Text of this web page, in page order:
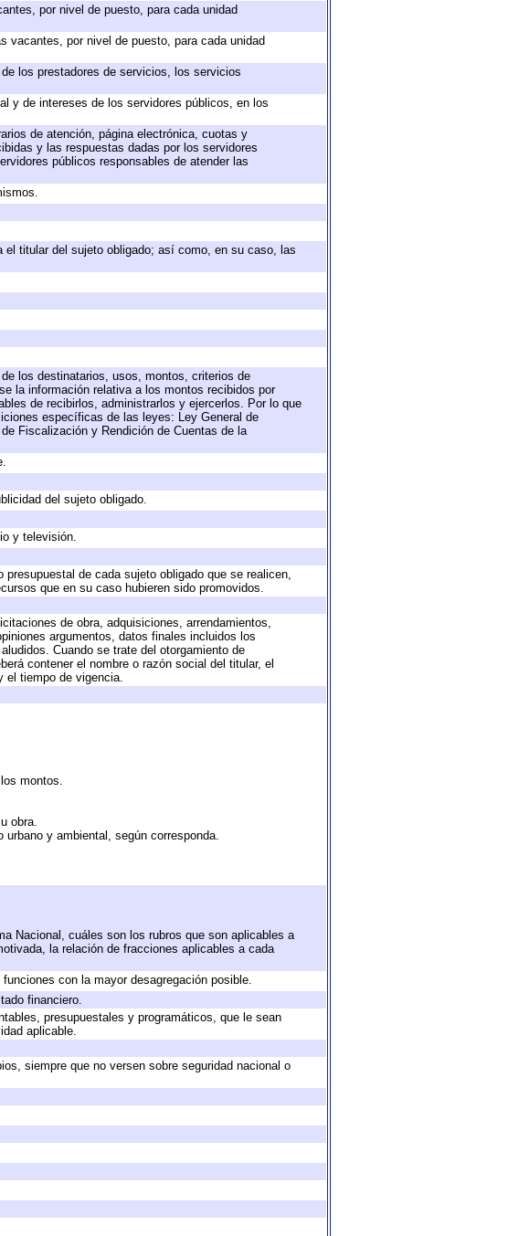
por nivel de puesto, para cada unidad
vacantes, por nivel de puesto, para cada unidad
los prestadores de servicios, los servicios
y de intereses de los servidores públicos, en los
de atención, página electrónica, cuotas y
y las respuestas dadas por los servidores
públicos responsables de atender las
titular del sujeto obligado; así como, en su caso, las
los destinatarios, usos, montos, criterios de
la información relativa a los montos recibidos por
de recibirlos, administrarlos y ejercerlos. Por lo que
específicas de las leyes: Ley General de
Fiscalización y Rendición de Cuentas de la
del sujeto obligado.
y televisión.
de cada sujeto obligado que se realicen,
que en su caso hubieren sido promovidos.
de obra, adquisiciones, arrendamientos,
argumentos, datos finales incluidos los
Cuando se trate del otorgamiento de
contener el nombre o razón social del titular, el
el tiempo de vigencia.
montos.
obra.
y ambiental, según corresponda.
Nacional, cuáles son los rubros que son aplicables a
la relación de fracciones aplicables a cada
con la mayor desagregación posible.
financiero.
presupuestales y programáticos, que le sean
aplicable.
siempre que no versen sobre seguridad nacional o